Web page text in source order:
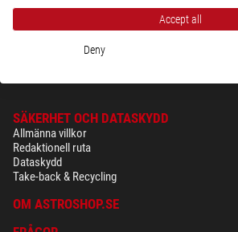
leveransklar
SÄKERHET OCH DATASKYDD
Allmänna villkor
Redaktionell ruta
Dataskydd
Take-back & Recycling
OM ASTROSHOP.SE
Accept all
Deny